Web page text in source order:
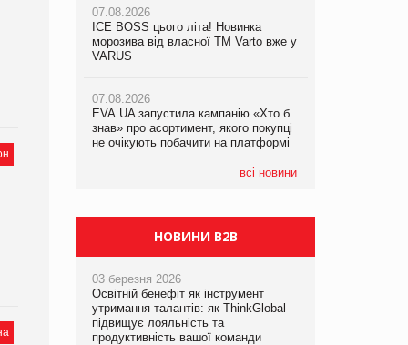
07.08.2026
ICE BOSS цього літа! Новинка
морозива від власної ТМ Varto вже у
VARUS
07.08.2026
EVA.UA запустила кампанію «Хто б
знав» про асортимент, якого покупці
не очікують побачити на платформі
всі новини
06.08.2026
Смачна новинка для хвостатих: у
VARUS з’явилися паучі Varto Paw
05.08.2026
Мережа супермаркетів VARUS купує
мережу магазинів формату
компанія налічуватиме 374 магазини
07.08.2026
Франція заборонила рекламні дзвінки
НОВИНИ B2B
03 березня 2026
Освітній бенефіт як інструмент
утримання талантів: як ThinkGlobal
підвищує лояльність та
продуктивність вашої команди